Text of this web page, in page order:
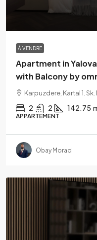
À VENDRE
Apartment in
with Balcony by
Karpuzdere, Kartal 1.
2 2 142.75
APPARTEMENT
Obay Morad